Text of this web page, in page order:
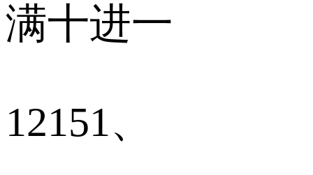
满十进一
12151、